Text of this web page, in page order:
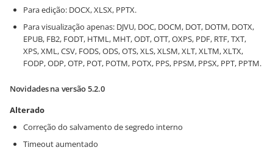
Para edição: DOCX, XLSX, PPTX.
Para visualização apenas: DJVU, DOC, DOCM, DOT, DOTM, DOTX,
EPUB, FB2, FODT, HTML, MHT, ODT, OTT, OXPS, PDF, RTF, TXT,
XPS, XML, CSV, FODS, ODS, OTS, XLS, XLSM, XLT, XLTM, XLTX,
FODP, ODP, OTP, POT, POTM, POTX, PPS, PPSM, PPSX, PPT, PPTM.
Novidades na versão 5.2.0
Alterado
Correção do salvamento de segredo interno
Timeout aumentado